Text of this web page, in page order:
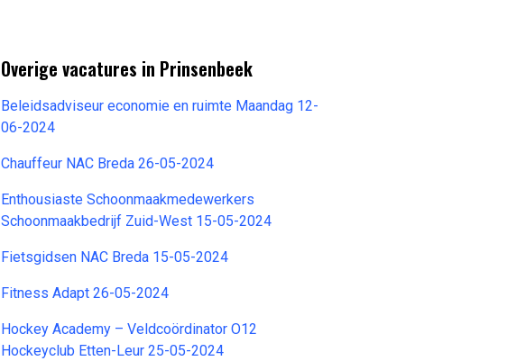
Overige vacatures in Prinsenbeek
Beleidsadviseur economie en ruimte Maandag 12-
06-2024
Chauffeur NAC Breda 26-05-2024
Enthousiaste Schoonmaakmedewerkers
Schoonmaakbedrijf Zuid-West 15-05-2024
Fietsgidsen NAC Breda 15-05-2024
Fitness Adapt 26-05-2024
Hockey Academy – Veldcoördinator O12
Hockeyclub Etten-Leur 25-05-2024